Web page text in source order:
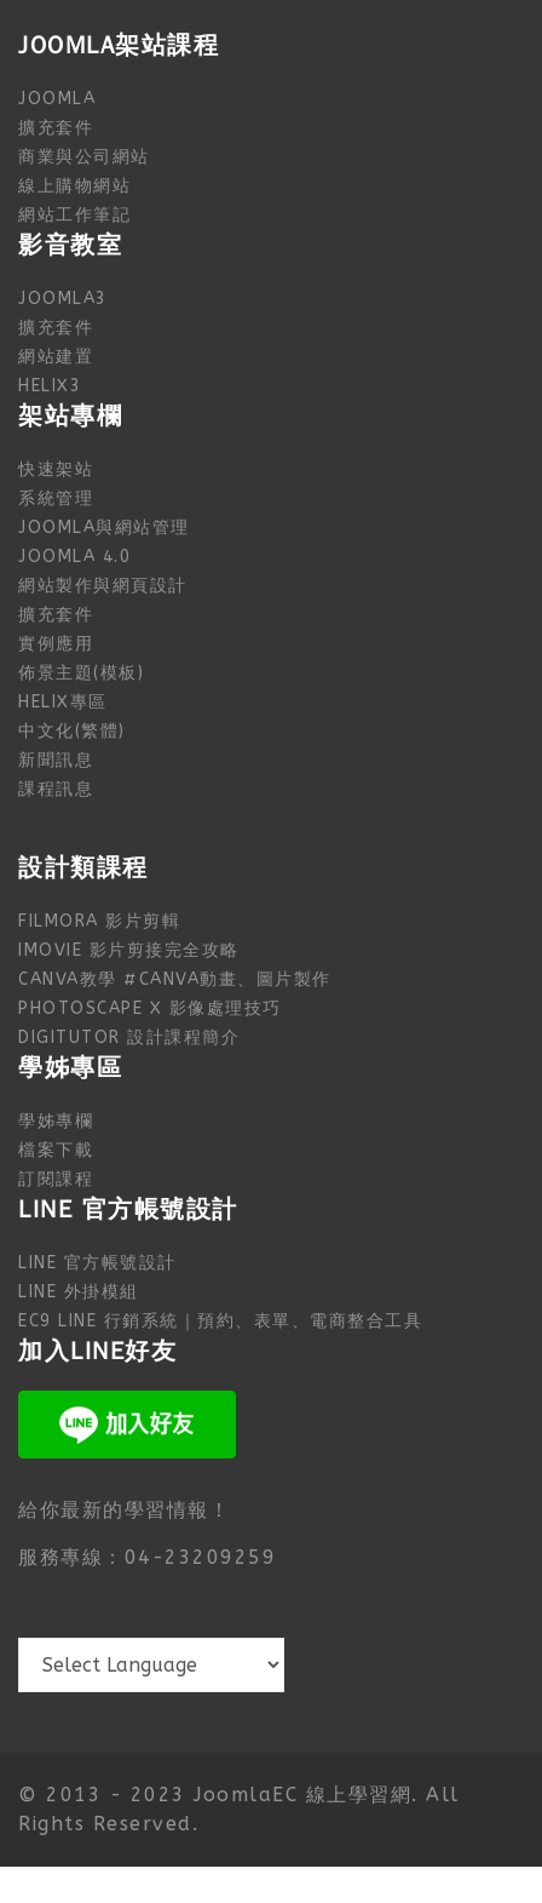
JOOMLA架站課程
JOOMLA
擴充套件
商業與公司網站
線上購物網站
網站工作筆記
影音教室
JOOMLA3
擴充套件
網站建置
HELIX3
架站專欄
快速架站
系統管理
JOOMLA與網站管理
JOOMLA 4.0
網站製作與網頁設計
擴充套件
實例應用
佈景主題(模板)
HELIX專區
中文化(繁體)
新聞訊息
課程訊息
設計類課程
FILMORA 影片剪輯
IMOVIE 影片剪接完全攻略
CANVA教學 #CANVA動畫、圖片製作
PHOTOSCAPE X 影像處理技巧
DIGITUTOR 設計課程簡介
學姊專區
學姊專欄
檔案下載
訂閱課程
LINE 官方帳號設計
LINE 官方帳號設計
LINE 外掛模組
EC9 LINE 行銷系統｜預約、表單、電商整合工具
加入LINE好友
給你最新的學習情報！
服務專線：04-23209259
© 2013 - 2023 JoomlaEC 線上學習網. All
Rights Reserved.